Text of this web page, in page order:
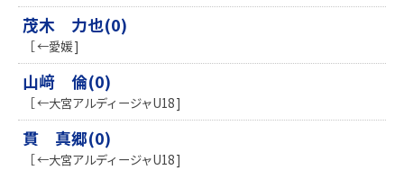
茂木 力也(0)
［ ←愛媛 ]
山﨑 倫(0)
［ ←大宮アルディージャU18 ]
貫 真郷(0)
［ ←大宮アルディージャU18 ]